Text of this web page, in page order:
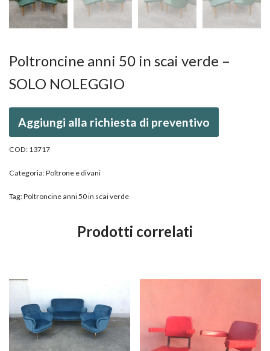
Poltroncine anni 50 in scai verde –
SOLO NOLEGGIO
Aggiungi alla richiesta di preventivo
COD: 13717
Categoria:Poltrone e divani
Tag:Poltroncine anni 50 in scai verde
Prodotti correlati